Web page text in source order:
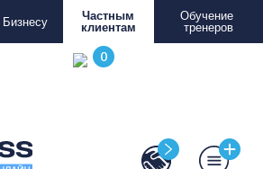
Бизнесу
Частным
клиентам
Обучение
тренеров